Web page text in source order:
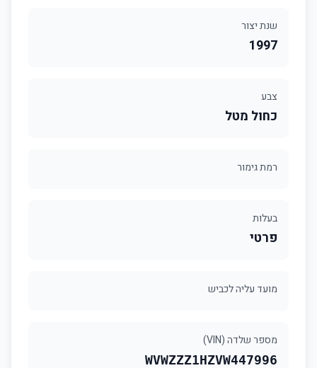
שנת יצור
1997
צבע
כחול מטל
רמת גימור
בעלות
פרטי
מועד עליה לכביש
מספר שלדה (VIN)
WVWZZZ1HZVW447996